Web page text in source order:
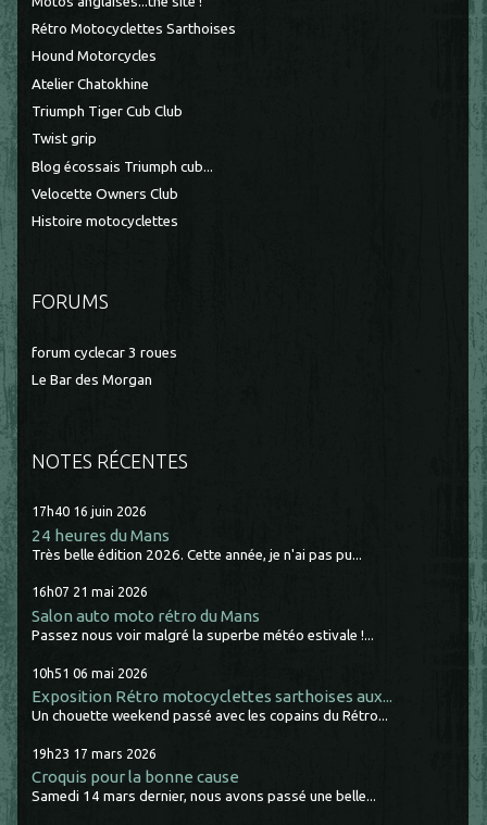
Rétro Motocyclettes Sarthoises
Hound Motorcycles
Atelier Chatokhine
Triumph Tiger Cub Club
Twist grip
Blog écossais Triumph cub...
Velocette Owners Club
Histoire motocyclettes
FORUMS
forum cyclecar 3 roues
Le Bar des Morgan
NOTES RÉCENTES
17h40 16 juin 2026
24 heures du Mans
Très belle édition 2026. Cette année, je n'ai pas pu...
16h07 21 mai 2026
Salon auto moto rétro du Mans
Passez nous voir malgré la superbe météo estivale !...
10h51 06 mai 2026
Exposition Rétro motocyclettes sarthoises aux...
Un chouette weekend passé avec les copains du Rétro...
19h23 17 mars 2026
Croquis pour la bonne cause
Samedi 14 mars dernier, nous avons passé une belle...